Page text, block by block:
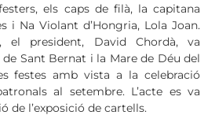
els caps de filà, la capitana
i Na Violant d’Hongria, Lola Joan.
el president, David Chordà, va
Sant Bernat i la Mare de Déu del
festes amb vista a la celebració
al setembre. L’acte es va
de l’exposició de cartells.